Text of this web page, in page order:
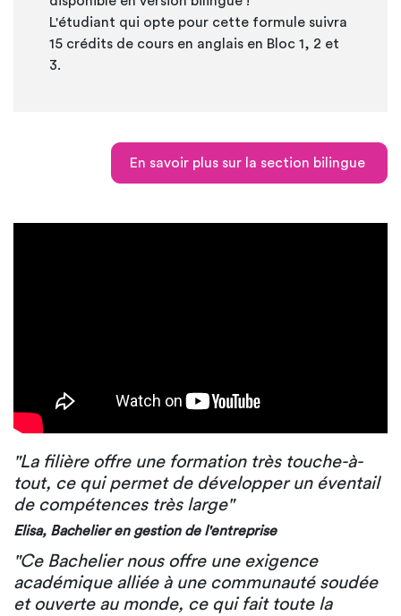
L'étudiant qui opte pour cette formule suivra
15 crédits de cours en anglais en Bloc 1, 2 et
3.
En savoir plus sur la section bilingue
"La filière offre une formation très touche-à-
tout, ce qui permet de développer un éventail
de compétences très large"
Elisa, Bachelier en gestion de l'entreprise
"Ce Bachelier nous offre une exigence
académique alliée à une communauté soudée
et ouverte au monde, ce qui fait toute la